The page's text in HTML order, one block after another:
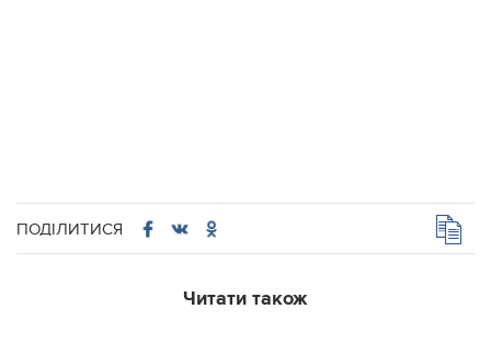
ПОДІЛИТИСЯ
Читати також